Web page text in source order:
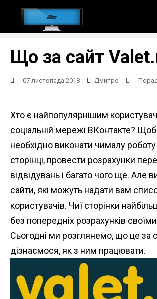
Що за сайт
07 листопада 2018 Дмитро
Хто є найпопулярнішим
соціальній мережі ВКонтакте?
необхідно виконати чималу роботу
сторінці, провести розрахунки
відвідувань і багато чого ще. Але
сайти, які можуть надати вам
користувачів. Чиї сторінки
без попередніх розрахунків
Сьогодні ми розглянемо, що це за
дізнаємося, як з ним працювати.